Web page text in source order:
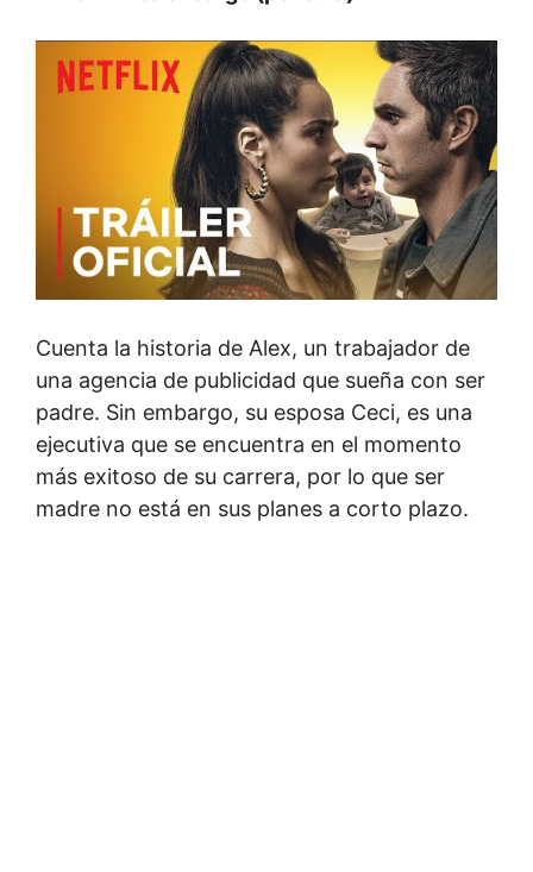
Cuenta la historia de Alex, un trabajador de
una agencia de publicidad que sueña con ser
padre. Sin embargo, su esposa Ceci, es una
ejecutiva que se encuentra en el momento
más exitoso de su carrera, por lo que ser
madre no está en sus planes a corto plazo.